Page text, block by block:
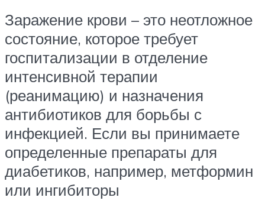
Заражение крови – это неотложное
состояние, которое требует
госпитализации в отделение
интенсивной терапии
(реанимацию) и назначения
антибиотиков для борьбы с
инфекцией. Если вы принимаете
определенные препараты для
диабетиков, например, метформин
или ингибиторы